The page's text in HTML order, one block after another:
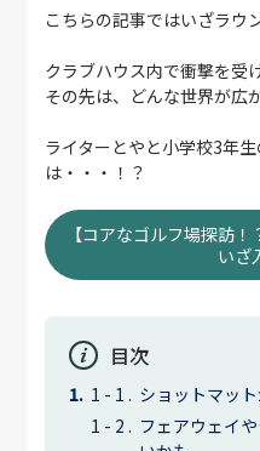
こちらの記事ではいざラウ
クラブハウス内で衝撃を受
その先は、どんな世界が広
ライターとやと小学校3年
は・・・！？
【コアなゴルフ場探訪
いざ
目次
ショットマッ
フェアウェイ